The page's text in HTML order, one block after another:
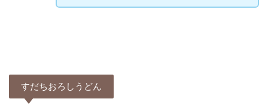
すだちおろしうどん